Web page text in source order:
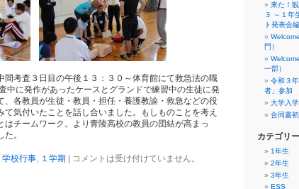
間考査３日目の午後１３：３０～体育館にて救急法の職
中に発作があったケースとグランドで練習中の生徒に発
、各教員が生徒・教員・担任・養護教諭・救急などの役
て気付いたことを話し合いました。もしものことを考え
はチームワーク。より青陵高校の教員の団結が高まっ
。
学校行事, １学期 コメントは受け付けていません。
来た！
３ ～１年
ト発表会
門）
一部）
令和３
者」参加
大学入
合同書
カテゴリー
1年生
2年生
3年生
ESS